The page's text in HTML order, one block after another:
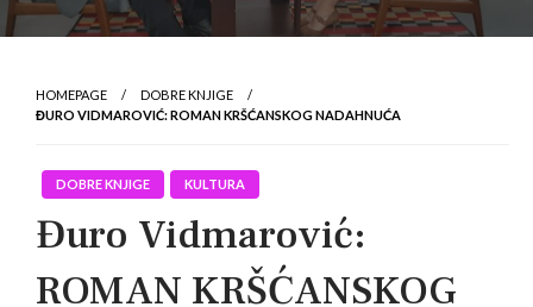
HOMEPAGE
DOBRE KNJIGE
ĐURO VIDMAROVIĆ: ROMAN KRŠĆANSKOG NADAHNUĆA
DOBRE KNJIGE KULTURA
Đuro Vidmarović:
ROMAN KRŠĆANSKOG